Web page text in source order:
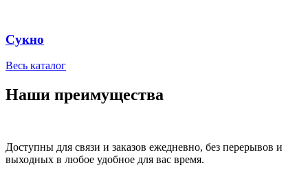
Сукно
Весь каталог
Наши преимущества
Доступны для связи и заказов ежедневно, без перерывов и
выходных в любое удобное для вас время.​